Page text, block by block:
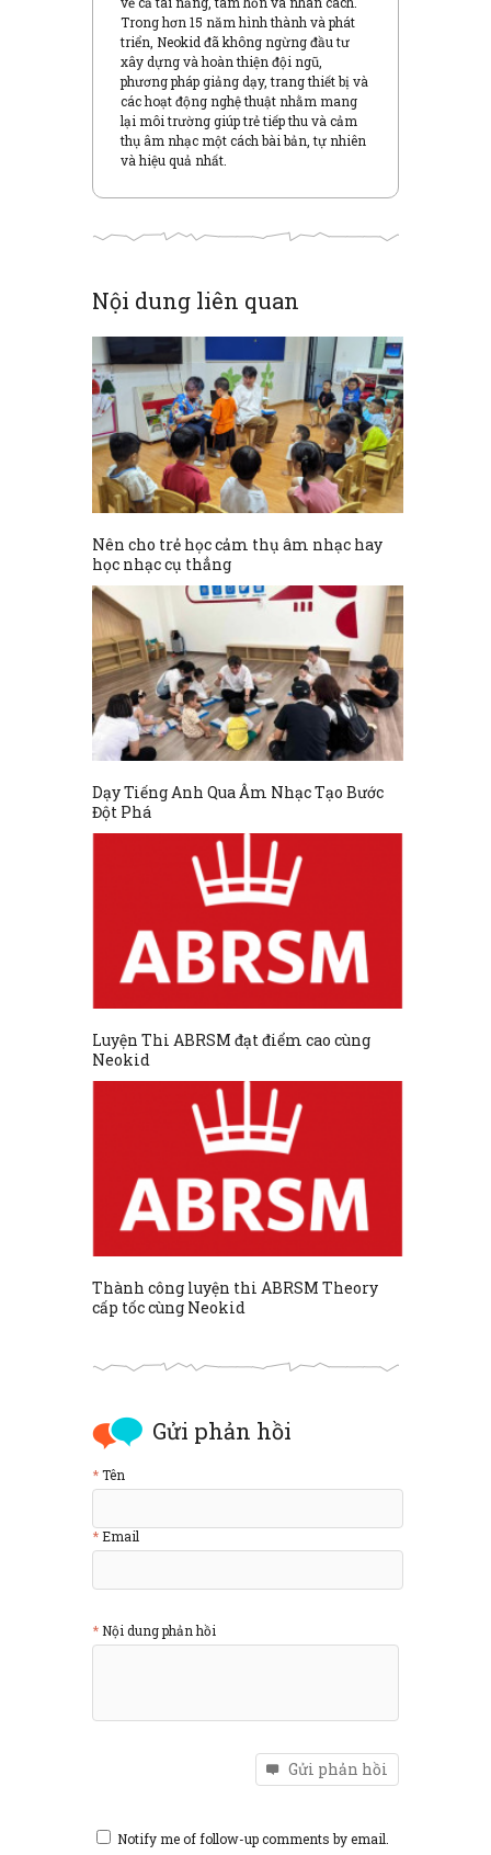
e
w
w
i
n
d
o
w
)
w
)
e
w
w
i
n
d
o
w
)
Trong hơn 15 năm hình thành và phát
triển, Neokid đã không ngừng đầu tư
xây dựng và hoàn thiện đội ngũ,
phương pháp giảng dạy, trang thiết bị và
các hoạt động nghệ thuật nhằm mang
lại môi trường giúp trẻ tiếp thu và cảm
thụ âm nhạc một cách bài bản, tự nhiên
và hiệu quả nhất.
Nội dung liên quan
Nên cho trẻ học cảm thụ âm nhạc hay
học nhạc cụ thẳng
Dạy Tiếng Anh Qua Âm Nhạc Tạo Bước
Đột Phá
Luyện Thi ABRSM đạt điểm cao cùng
Neokid
Thành công luyện thi ABRSM Theory
cấp tốc cùng Neokid
Gửi phản hồi
Tên
Email
Nội dung phản hồi
Gửi phản hồi
Notify me of follow-up comments by email.